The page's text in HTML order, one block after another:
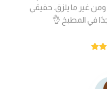
غير ما يلزق. حقيقي
في المطبخ 👌